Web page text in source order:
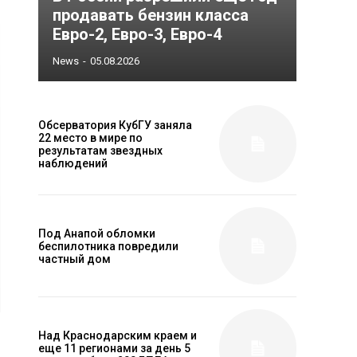
продавать бензин класса
Евро-2, Евро-3, Евро-4
News - 05.08.2026
Обсерватория КубГУ заняла
22 место в мире по
результатам звездных
наблюдений
Под Анапой обломки
беспилотника повредили
частный дом
Над Краснодарским краем и
еще 11 регионами за день 5